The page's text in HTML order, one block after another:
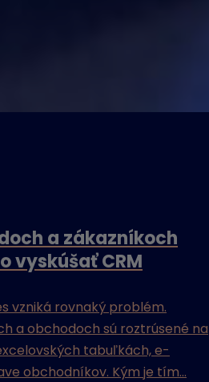
a zákazníkoch
vyskúšať CRM
vzniká rovnaký problém.
a obchodoch sú roztrúsené na
tabuľkách, e-
obchodníkov. Kým je tím...